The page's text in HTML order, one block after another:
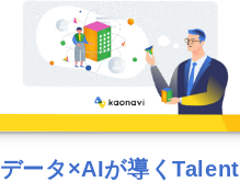
データ×AIが導くTalent